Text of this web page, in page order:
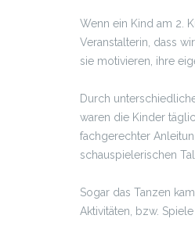
Wenn ein Kind am 2.
Veranstalterin, dass
sie motivieren, ihre
Durch
waren die Kinder
fachgerechter
schauspielerischen
Sogar das Tanzen
Aktivitäten, bzw.